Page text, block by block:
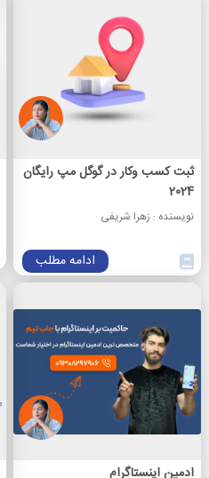
ثبت کسب وکار در گوگل مپ رایگان
2024
نویسنده : زهرا شریفی
ادامه مطلب